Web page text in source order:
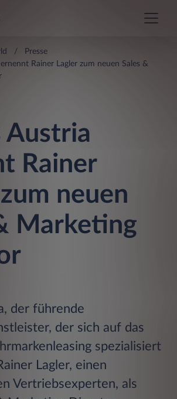
Presse
ernennt Rainer Lagler zum neuen Sales &
Austria
Rainer
neuen
Marketing
der führende
der sich auf das
spezialisiert
Lagler, einen
Vertriebsexperten, als